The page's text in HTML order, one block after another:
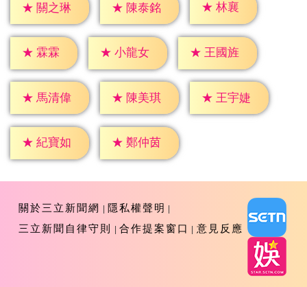
★ 關之琳 ★ 陳泰銘 ★ 林襄
★ 霖霖 ★ 小龍女 ★ 王國旌
★ 馬清偉 ★ 陳美琪 ★ 王宇婕
★ 紀寶如 ★ 鄭仲茵
關於三立新聞網
隱私權聲明
三立新聞自律守則
合作提案窗口 意見反應